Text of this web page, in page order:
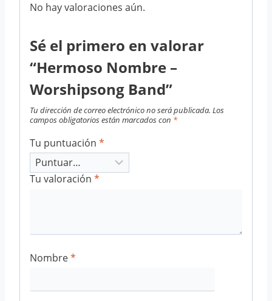
No hay valoraciones aún.
Sé el primero en valorar
“Hermoso Nombre –
Worshipsong Band”
Tu dirección de correo electrónico no será publicada. Los
campos obligatorios están marcados con *
Tu puntuación *
Tu valoración *
Nombre*